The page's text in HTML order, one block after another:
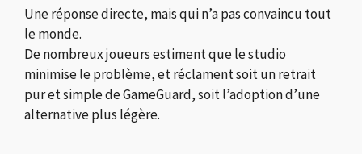
Une réponse directe, mais qui n’a pas convaincu tout
le monde.
De nombreux joueurs estiment que le studio
minimise le problème, et réclament soit un retrait
pur et simple de GameGuard, soit l’adoption d’une
alternative plus légère.